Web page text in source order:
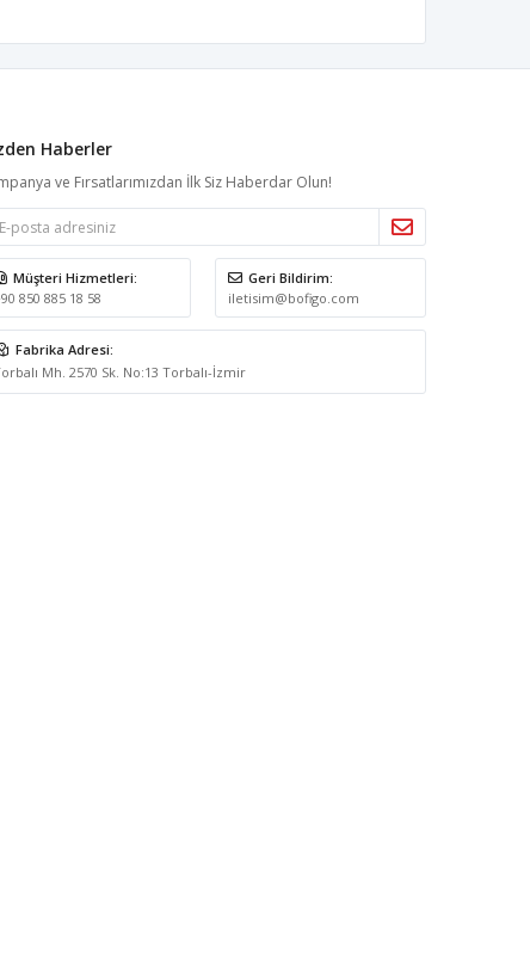
Haberler
ve Fırsatlarımızdan İlk Siz Haberdar Olun!
Müşteri Hizmetleri:
850 885 18 58
Geri Bildirim:
iletisim@bofigo.com
Fabrika Adresi:
Mh. 2570 Sk. No:13 Torbalı-İzmir